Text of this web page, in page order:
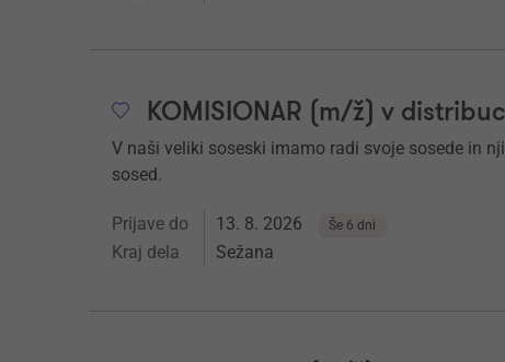
KOMISIONAR (m/ž) v
V naši veliki soseski imamo radi svoje sosede in
sosed.
Prijave do 13. 8. 2026 Še 6 dni
Kraj dela Sežana